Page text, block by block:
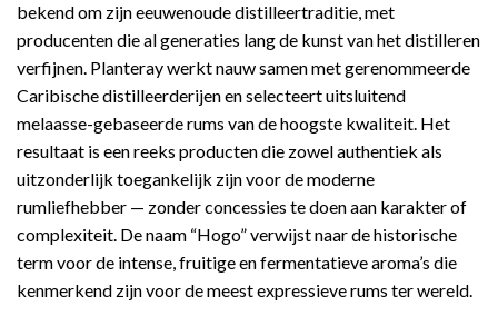
bekend om zijn eeuwenoude distilleertraditie, met
producenten die al generaties lang de kunst van het distilleren
verfijnen. Planteray werkt nauw samen met gerenommeerde
Caribische distilleerderijen en selecteert uitsluitend
melaasse-gebaseerde rums van de hoogste kwaliteit. Het
resultaat is een reeks producten die zowel authentiek als
uitzonderlijk toegankelijk zijn voor de moderne
rumliefhebber — zonder concessies te doen aan karakter of
complexiteit. De naam “Hogo” verwijst naar de historische
term voor de intense, fruitige en fermentatieve aroma’s die
kenmerkend zijn voor de meest expressieve rums ter wereld.